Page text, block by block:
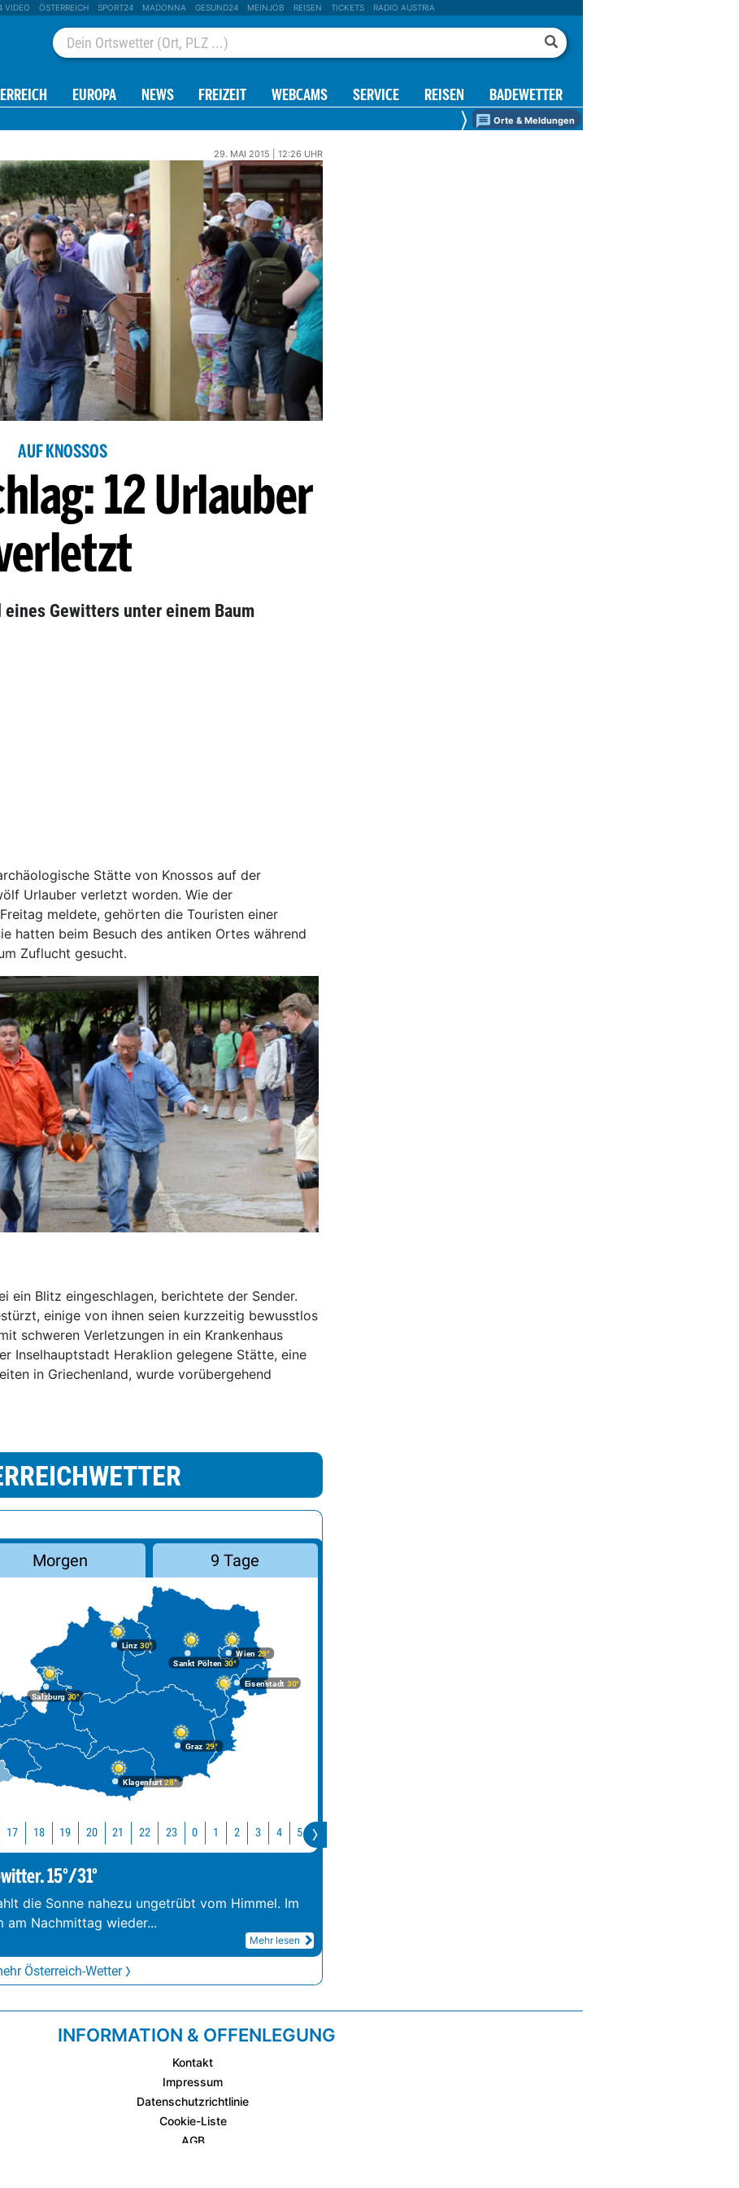
VIDEO ÖSTERREICH SPORT24 MADONNA GESUND24 MEINJOB REISEN TICKETS RADIO AUSTRIA
EUROPA NEWS FREIZEIT WEBCAMS SERVICE REISEN BADEWETTER
Orte & Meldungen
29. MAI 2015 | 12:26 UHR
AUF KNOSSOS
12 Urlauber
Gewitters unter einem Baum
Stätte von Knossos auf der
Urlauber verletzt worden. Wie der
meldete, gehörten die Touristen einer
hatten beim Besuch des antiken Ortes während
Zuflucht gesucht.
ein Blitz eingeschlagen, berichtete der Sender.
einige von ihnen seien kurzzeitig bewusstlos
schweren Verletzungen in ein Krankenhaus
Inselhauptstadt Heraklion gelegene Stätte, eine
in Griechenland, wurde vorübergehend
Morgen 9 Tage
Graz 29°
Klagenfurt28°
Linz 30°
Salzburg30°
Wien 29°
Eisenstadt 30°
Sankt Pölten 30°
17 18 19 20 21 22 23 0 1 2 3 4 5
15°/31°
die Sonne nahezu ungetrübt vom Himmel. Im
am Nachmittag wieder...
Mehr lesen
Österreich-Wetter
INFORMATION & OFFENLEGUNG
Kontakt
Impressum
Datenschutzrichtlinie
Cookie-Liste
AGB